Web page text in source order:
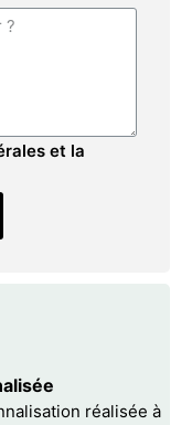
et la
réalisée à